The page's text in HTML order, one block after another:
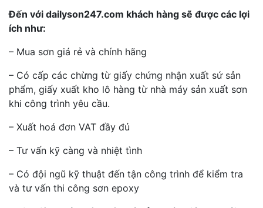
Đến với dailyson247.com khách hàng sẽ được các lợi
ích như:
– Mua sơn giá rẻ và chính hãng
– Có cấp các chừng từ giấy chứng nhận xuất sứ sản
phẩm, giấy xuất kho lô hàng từ nhà máy sản xuất sơn
khi công trình yêu cầu.
– Xuất hoá đơn VAT đầy đủ
– Tư vấn kỹ càng và nhiệt tình
– Có đội ngũ kỹ thuật đến tận công trình để kiểm tra
và tư vấn thi công sơn epoxy